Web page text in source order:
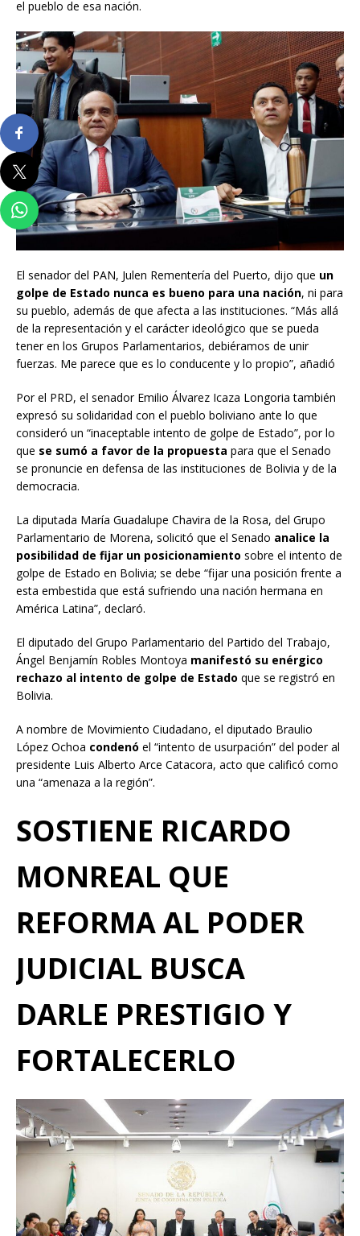
el pueblo de esa nación.
El senador del PAN, Julen Rementería del Puerto, dijo que un
golpe de Estado nunca es bueno para una nación, ni para
su pueblo, además de que afecta a las instituciones. “Más allá
de la representación y el carácter ideológico que se pueda
tener en los Grupos Parlamentarios, debiéramos de unir
fuerzas. Me parece que es lo conducente y lo propio”, añadió
Por el PRD, el senador Emilio Álvarez Icaza Longoria también
expresó su solidaridad con el pueblo boliviano ante lo que
consideró un “inaceptable intento de golpe de Estado”, por lo
que se sumó a favor de la propuesta para que el Senado
se pronuncie en defensa de las instituciones de Bolivia y de la
democracia.
La diputada María Guadalupe Chavira de la Rosa, del Grupo
Parlamentario de Morena, solicitó que el Senado analice la
posibilidad de fijar un posicionamiento sobre el intento de
golpe de Estado en Bolivia; se debe “fijar una posición frente a
esta embestida que está sufriendo una nación hermana en
América Latina”, declaró.
El diputado del Grupo Parlamentario del Partido del Trabajo,
Ángel Benjamín Robles Montoya manifestó su enérgico
rechazo al intento de golpe de Estado que se registró en
Bolivia.
A nombre de Movimiento Ciudadano, el diputado Braulio
López Ochoa condenó el “intento de usurpación” del poder al
presidente Luis Alberto Arce Catacora, acto que calificó como
una “amenaza a la región”.
SOSTIENE RICARDO
MONREAL QUE
REFORMA AL PODER
JUDICIAL BUSCA
DARLE PRESTIGIO Y
FORTALECERLO